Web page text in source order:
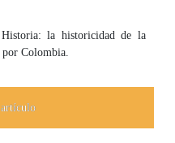
la historicidad de la
por Colombia.